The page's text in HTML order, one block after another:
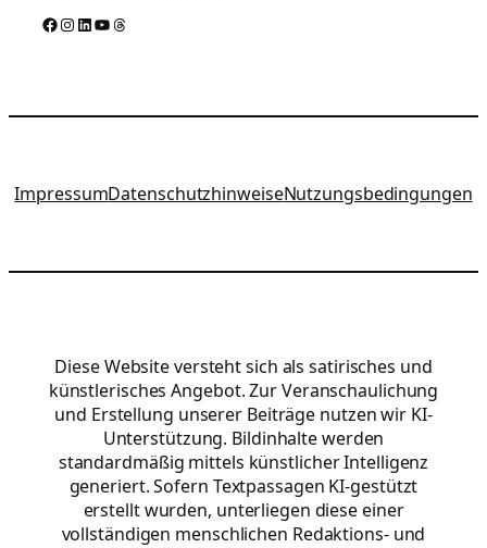
Facebook InstagramLinkedIn YouTube Threads
ImpressumDatenschutzhinweiseNutzungsbedingungen
Diese Website versteht sich als satirisches und
künstlerisches Angebot. Zur Veranschaulichung
und Erstellung unserer Beiträge nutzen wir KI-
Unterstützung. Bildinhalte werden
standardmäßig mittels künstlicher Intelligenz
generiert. Sofern Textpassagen KI-gestützt
erstellt wurden, unterliegen diese einer
vollständigen menschlichen Redaktions- und